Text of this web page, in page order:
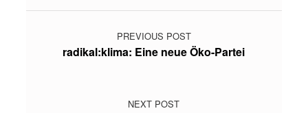
T
Post navigation
PREVIOUS POST
radikal:klima: Eine neue Öko-Partei
NEXT POST